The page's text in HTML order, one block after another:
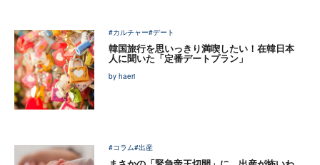
#カルチャー#デート
韓国旅行を思いっきり満喫したい！在韓日本
人に聞いた「定番デートプラン」
by haeri
#コラム#出産